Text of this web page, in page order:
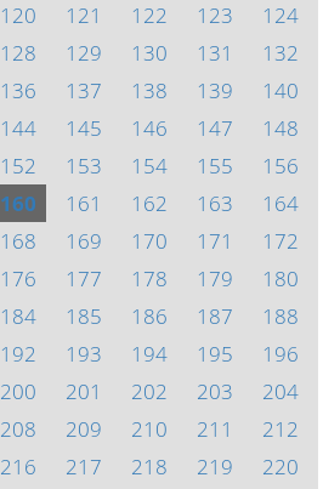
120 121 122 123
124
128 129 130 131
132
136 137 138 139
140
144 145 146 147
148
152 153 154 155
156
160 161 162 163
164
168 169 170 171
172
176 177 178 179
180
184 185 186 187
188
192 193 194 195
196
200 201 202 203
204
208 209 210 211
212
216 217 218 219
220